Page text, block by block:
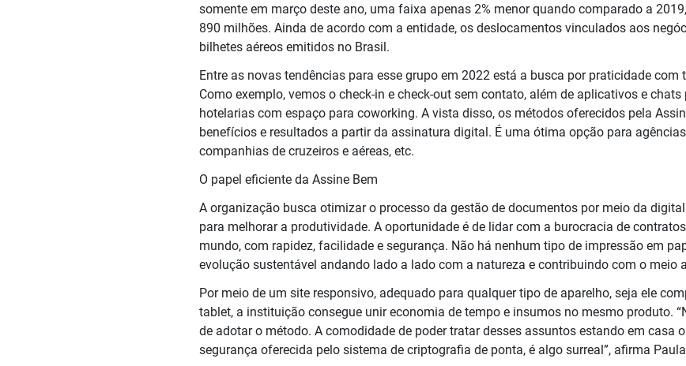
somente em março deste ano, uma faixa apenas 2% menor quando comparado a
890 milhões. Ainda de acordo com a entidade, os deslocamentos vinculados aos
bilhetes aéreos emitidos no Brasil.
Entre as novas tendências para esse grupo em 2022 está a busca por praticidade
Como exemplo, vemos o check-in e check-out sem contato, além de aplicativos e
hotelarias com espaço para coworking. A vista disso, os métodos oferecidos pela
benefícios e resultados a partir da assinatura digital. É uma ótima opção para
companhias de cruzeiros e aéreas, etc.
O papel eficiente da Assine Bem
A organização busca otimizar o processo da gestão de documentos por meio da
para melhorar a produtividade. A oportunidade é de lidar com a burocracia de
mundo, com rapidez, facilidade e segurança. Não há nenhum tipo de impressão em
evolução sustentável andando lado a lado com a natureza e contribuindo com o meio
Por meio de um site responsivo, adequado para qualquer tipo de aparelho, seja ele
tablet, a instituição consegue unir economia de tempo e insumos no mesmo produto.
de adotar o método. A comodidade de poder tratar desses assuntos estando em casa
segurança oferecida pelo sistema de criptografia de ponta, é algo surreal”, afirma